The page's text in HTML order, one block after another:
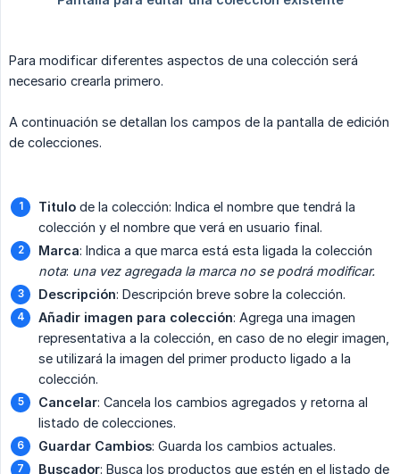
Para modificar diferentes aspectos de una colección será
necesario crearla primero.
A continuación se detallan los campos de la pantalla de edición
de colecciones.
Titulo de la colección: Indica el nombre que tendrá la
colección y el nombre que verá en usuario final.
Marca: Indica a que marca está esta ligada la colección
nota: una vez agregada la marca no se podrá modificar.
Descripción: Descripción breve sobre la colección.
Añadir imagen para colección: Agrega una imagen
representativa a la colección, en caso de no elegir imagen,
se utilizará la imagen del primer producto ligado a la
colección.
Cancelar: Cancela los cambios agregados y retorna al
listado de colecciones.
Guardar Cambios: Guarda los cambios actuales.
Buscador: Busca los productos que estén en el listado de